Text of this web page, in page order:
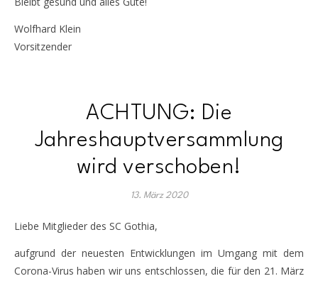
Wolfhard Klein
Vorsitzender
ACHTUNG: Die
Jahreshauptversammlung
wird verschoben!
13. März 2020
Liebe Mitglieder des SC Gothia,
aufgrund der neuesten Entwicklungen im Umgang mit dem
Corona-Virus haben wir uns entschlossen, die für den 21. März